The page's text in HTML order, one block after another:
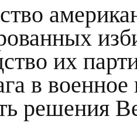
их
в
решения